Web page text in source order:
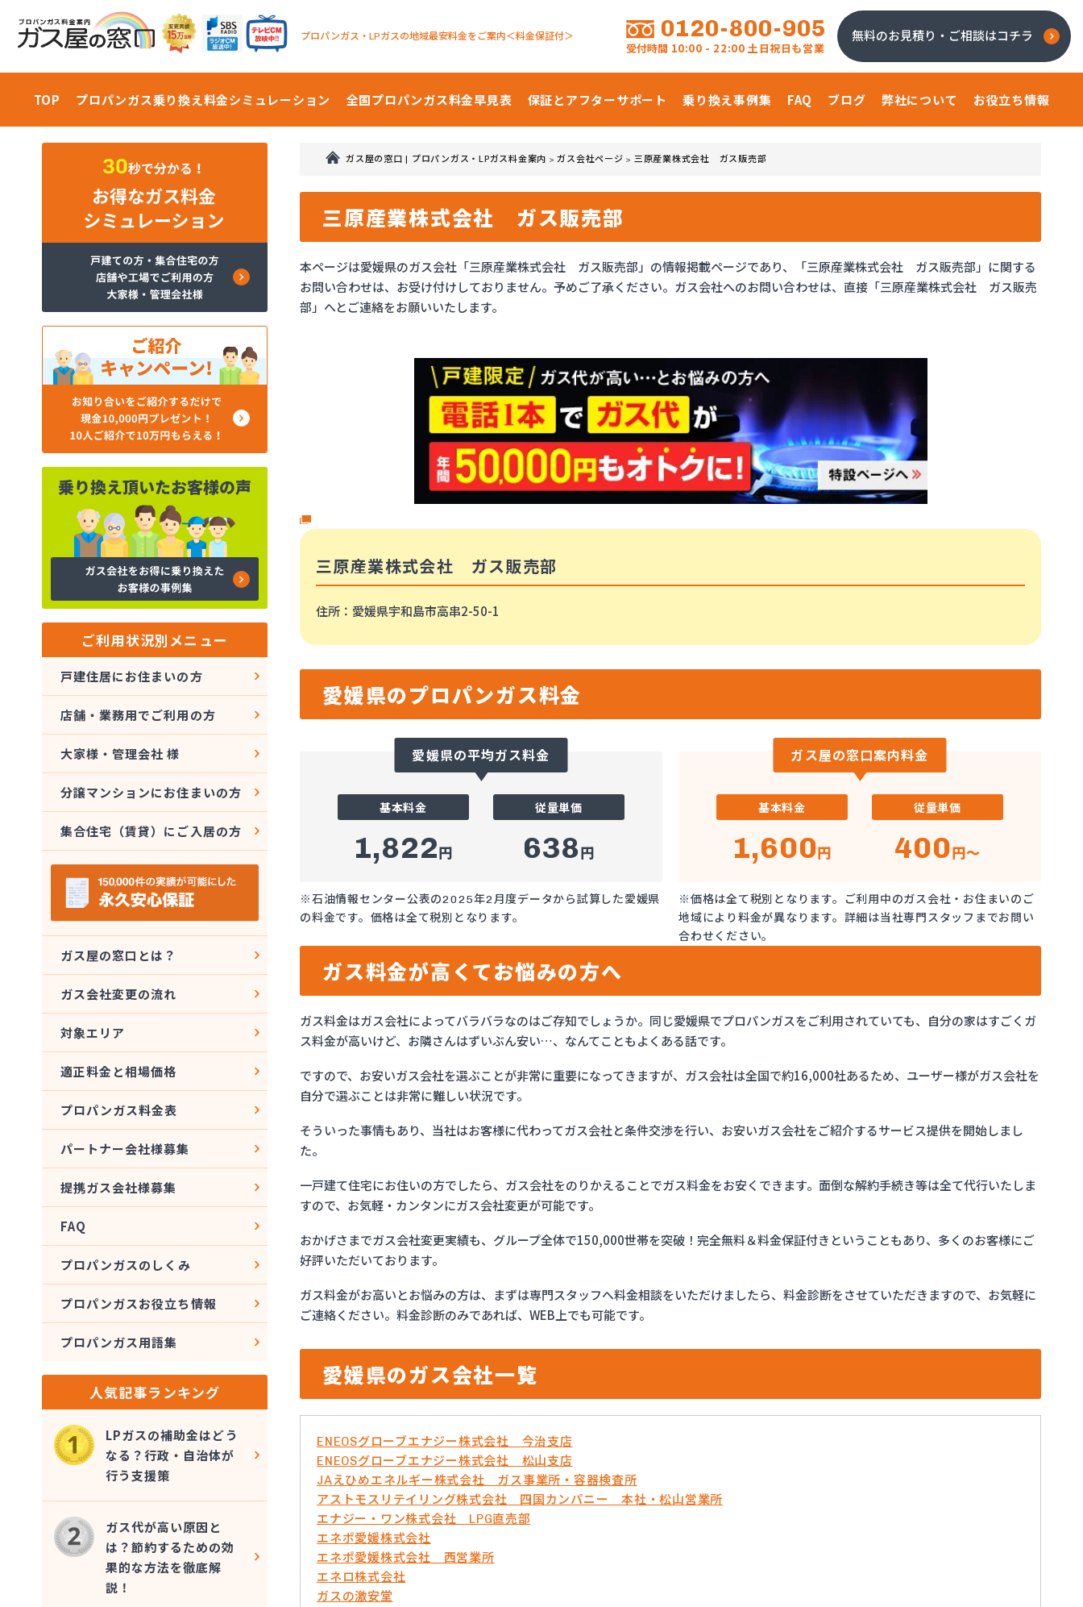
プロパンガス・LPガスの地域最安料金をご案内＜料金保証付＞ 0120-800-905
受付時間 10:00 - 22:00 土日祝日も営業
無料のお見積り・ご相談はコチラ
TOP プロパンガス乗り換え料金シミュレーション 全国プロパンガス料金早見表 保証とアフターサポート 乗り換え事例集 FAQ ブログ 弊社について お役立ち情報
ガス屋の窓口 | プロパンガス・LPガス料金案内 >ガス会社ページ > 三原産業株式会社 ガス販売部
三原産業株式会社 ガス販売部
本ページは愛媛県のガス会社「三原産業株式会社 ガス販売部」の情報掲載ページであり、「三原産業株式会社 ガス販売部」に関する
お問い合わせは、お受け付けしておりません。予めご了承ください。ガス会社へのお問い合わせは、直接「三原産業株式会社 ガス販売
部」へとご連絡をお願いいたします。
三原産業株式会社 ガス販売部
住所 ：愛媛県宇和島市高串2-50-1
愛媛県のプロパンガス料金
愛媛県の平均ガス料金
基本料金
1,822円
従量単価
638円
※石油情報センター公表の2025年2月度データから試算した愛媛県
の料金です。価格は全て税別となります。
ガス屋の窓口案内料金
基本料金
1,600円
従量単価
400円～
※価格は全て税別となります。ご利用中のガス会社・お住まいのご
地域により料金が異なります。詳細は当社専門スタッフまでお問い
合わせください。
ガス料金が高くてお悩みの方へ
ガス料金はガス会社によってバラバラなのはご存知でしょうか。同じ愛媛県でプロパンガスをご利用されていても、自分の家はすごくガ
ス料金が高いけど、お隣さんはずいぶん安い…、なんてこともよくある話です。
ですので、お安いガス会社を選ぶことが非常に重要になってきますが、ガス会社は全国で約16,000社あるため、ユーザー様がガス会社を
自分で選ぶことは非常に難しい状況です。
そういった事情もあり、当社はお客様に代わってガス会社と条件交渉を行い、お安いガス会社をご紹介するサービス提供を開始しまし
た。
一戸建て住宅にお住いの方でしたら、ガス会社をのりかえることでガス料金をお安くできます。面倒な解約手続き等は全て代行いたしま
すので、お気軽・カンタンにガス会社変更が可能です。
おかげさまでガス会社変更実績も、グループ全体で150,000世帯を突破！完全無料＆料金保証付きということもあり、多くのお客様にご
好評いただいております。
ガス料金がお高いとお悩みの方は、まずは専門スタッフへ料金相談をいただけましたら、料金診断をさせていただきますので、お気軽に
ご連絡ください。料金診断のみであれば、WEB上でも可能です。
愛媛県のガス会社一覧
ENEOSグローブエナジー株式会社 今治支店
ENEOSグローブエナジー株式会社 松山支店
JAえひめエネルギー株式会社 ガス事業所・容器検査所
アストモスリテイリング株式会社 四国カンパニー 本社・松山営業所
エナジー・ワン株式会社 LPG直売部
エネポ愛媛株式会社
エネポ愛媛株式会社 西営業所
エネロ株式会社
ガスの激安堂
ご利用状況別メニュー
戸建住居にお住まいの方
店舗・業務用でご利用の方
大家様・管理会社 様
分譲マンションにお住まいの方
集合住宅（賃貸）にご入居の方
ガス屋の窓口とは？
ガス会社変更の流れ
対象エリア
適正料金と相場価格
プロパンガス料金表
パートナー会社様募集
提携ガス会社様募集
FAQ
プロパンガスのしくみ
プロパンガスお役立ち情報
プロパンガス用語集
人気記事ランキング
LPガスの補助金はどう
なる？行政・自治体が
行う支援策
ガス代が高い原因と
は？節約するための効
果的な方法を徹底解
説！